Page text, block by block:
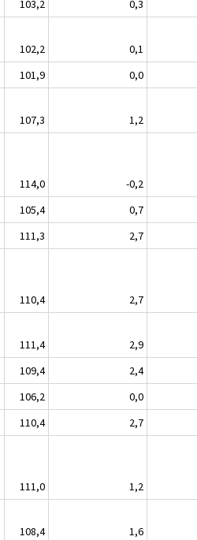
103,2
0,3
102,2
0,1
101,9
0,0
107,3
1,2
114,0
-0,2
105,4
0,7
111,3
2,7
110,4
2,7
111,4
2,9
109,4
2,4
106,2
0,0
110,4
2,7
111,0
1,2
108,4
1,6